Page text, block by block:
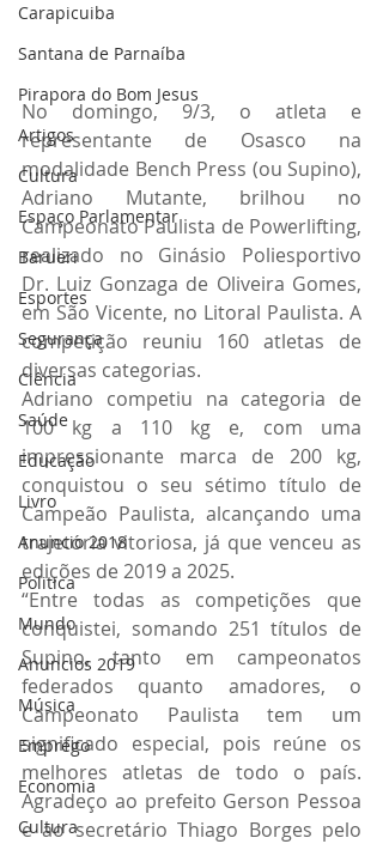
Carapicuiba
Santana de Parnaíba
Pirapora do Bom Jesus
Artigos
Cultura
Espaço Parlamentar
Barueri
Esportes
Segurança
Ciência
Saúde
Educação
Livro
Anuncio 2018
Politica
Mundo
Anuncios 2019
Música
Emprego
Economia
Cultura
No domingo, 9/3, o atleta e
representante de Osasco na
modalidade Bench Press (ou Supino),
Adriano Mutante, brilhou no
Campeonato Paulista de Powerlifting,
realizado no Ginásio Poliesportivo
Dr. Luiz Gonzaga de Oliveira Gomes,
em São Vicente, no Litoral Paulista. A
competição reuniu 160 atletas de
diversas categorias.
Adriano competiu na categoria de
100 kg a 110 kg e, com uma
impressionante marca de 200 kg,
conquistou o seu sétimo título de
Campeão Paulista, alcançando uma
trajetória vitoriosa, já que venceu as
edições de 2019 a 2025.
“Entre todas as competições que
conquistei, somando 251 títulos de
Supino, tanto em campeonatos
federados quanto amadores, o
Campeonato Paulista tem um
significado especial, pois reúne os
melhores atletas de todo o país.
Agradeço ao prefeito Gerson Pessoa
e ao secretário Thiago Borges pelo